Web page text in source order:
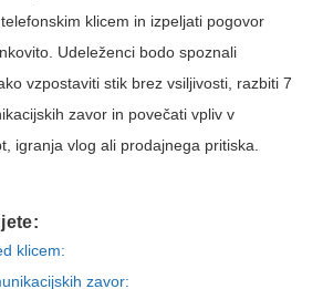
klicem in izpeljati pogovor
Udeleženci bodo spoznali
vzpostaviti stik brez vsiljivosti, razbiti 7
zavor in povečati vpliv v
igranja vlog ali prodajnega pritiska.
klicem:
zavor: